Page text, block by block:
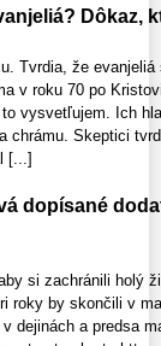
Dôkaz,
Tvrdia, že
v roku 70 po
vysvetľujem. Ich
chrámu. Skeptici
[...]
dopísané
si zachránili holý
roky by skončili v
dejinách a predsa